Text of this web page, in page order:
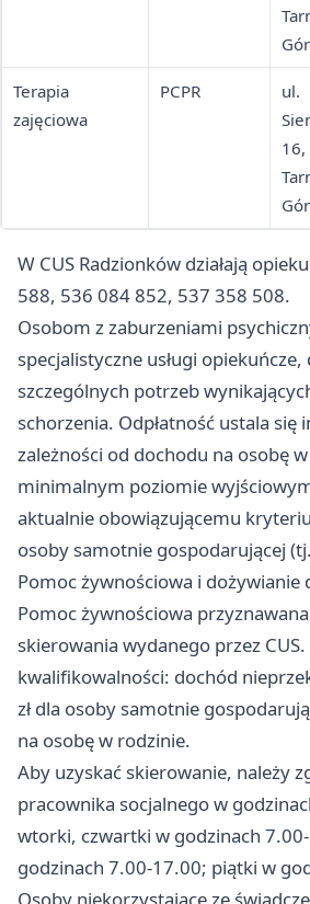
Terapia
zajęciowa
PCPR
ul.
16,
W CUS Radzionków działają
588, 536 084 852, 537 358 508.
Osobom z zaburzeniami
specjalistyczne usługi
szczególnych potrzeb
schorzenia. Odpłatność ustala się
zależności od dochodu na osobę
minimalnym poziomie
aktualnie obowiązującemu
osoby samotnie gospodarującej
Pomoc żywnościowa i dożywianie
Pomoc żywnościowa
skierowania wydanego przez
kwalifikowalności: dochód
zł dla osoby samotnie
na osobę w rodzinie.
Aby uzyskać skierowanie, należy
pracownika socjalnego w
wtorki, czwartki w godzinach
godzinach 7.00-17.00; piątki w